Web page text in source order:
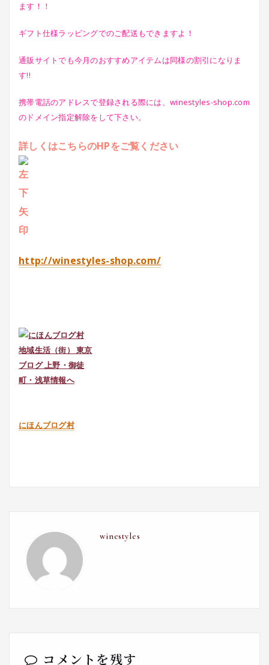
ます！！
ギフト仕様ラッピングでのご配送もできますよ！
通販サイトでも今月のおすすめアイテムは同様の割引になりま
す!!
携帯電話のアドレスで登録される際には、winestyles-shop.com
のドメイン指定解除をして下さい。
詳しくはこちらのHPをご覧ください
http://winestyles-shop.com/
にほんブログ村
winestyles
コメントを残す